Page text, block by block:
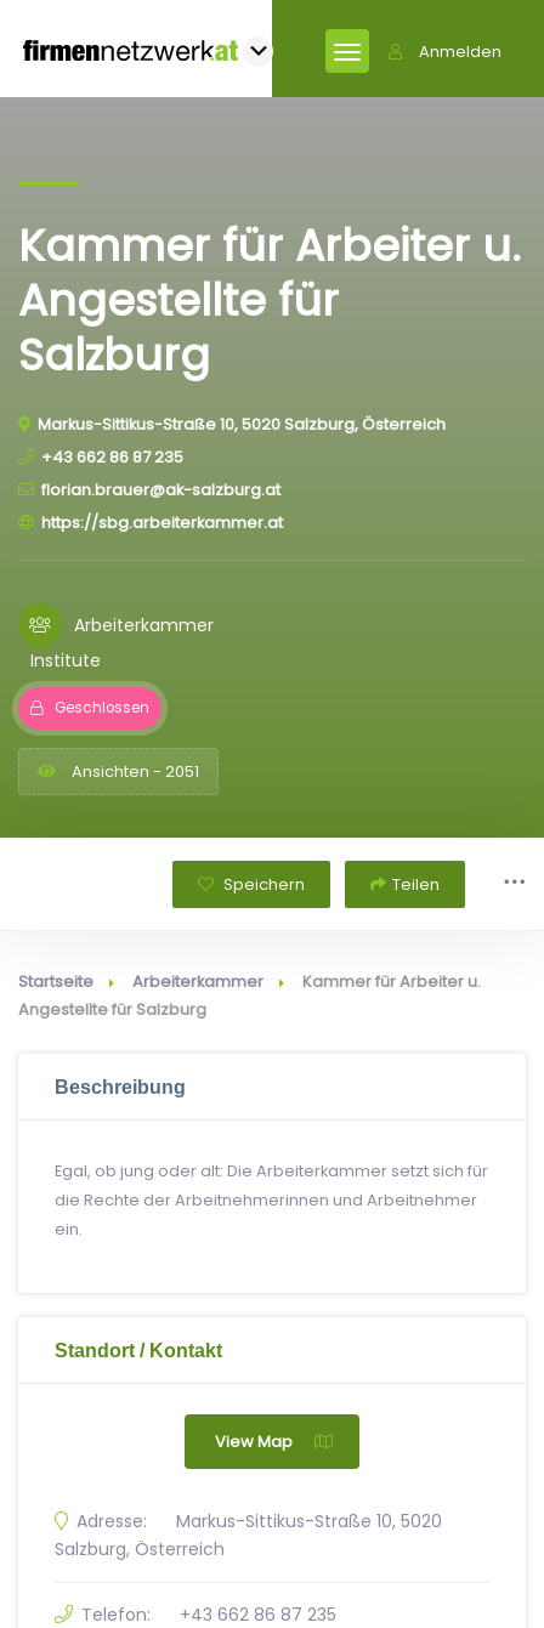
Anmelden
Kammer für Arbeiter u.
Angestellte für
Salzburg
Markus-Sittikus-Straße 10, 5020 Salzburg, Österreich
+43 662 86 87 235
florian.brauer@ak-salzburg.at
https://sbg.arbeiterkammer.at
Arbeiterkammer
Institute
Geschlossen
Ansichten - 2051
Speichern Teilen
Startseite Arbeiterkammer
Kammer für Arbeiter u.
Angestellte für Salzburg
Beschreibung
Egal, ob jung oder alt: Die Arbeiterkammer setzt sich für
die Rechte der Arbeitnehmerinnen und Arbeitnehmer
ein.
Standort / Kontakt
View Map
Adresse:
Markus-Sittikus-Straße 10, 5020
Salzburg, Österreich
Telefon: +43 662 86 87 235